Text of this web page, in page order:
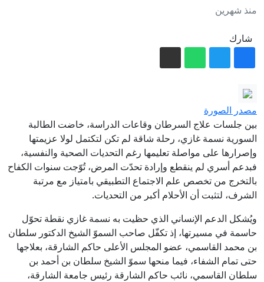
"بوتين قد يهاجم إحدى دول الناتو".. ما
تقديرات الاستخبارات الأمريكية لخطط
رئيس روسيا؟
كيف استطاع اليابانيون تغيير نظرة العالم
للمدن المزدحمة؟
بعد تنصيبه.. "النمر" يتعهد بتصفية نفوذ
العصابات في كولومبيا
المسيّرة المفخَّخة.. التداعيات تتواصل
بألمانيا وروسيا تنفي مسؤوليتها
فرنسا خارجها.. لبنان وإسرائيل يتفقان على
منذ شهرين
شارك
مصدر الصورة
بين جلسات علاج السرطان وقاعات الدراسة، خاضت الطالبة
السورية نسمة غازي، رحلة شاقة لم تكن لتكتمل لولا عزيمتها
وإصرارها على مواصلة تعليمها رغم التحديات الصحية والنفسية،
فبدعم أسري لم ينقطع وإرادة تحدّت المرض، تُوّجت سنوات الكفاح
بالتخرج من تخصص علم الاجتماع التطبيقي بامتياز مع مرتبة
الشرف، لتثبت أن الأحلام أكبر من التحديات.
ويُشكل الدعم الإنساني الذي حظيت به نسمة غازي نقطة تحوّل
حاسمة في مسيرتها، إذ تكفّل صاحب السموّ الشيخ الدكتور سلطان
بن محمد القاسمي، عضو المجلس الأعلى حاكم الشارقة، بعلاجها
حتى تمام الشفاء، فيما منحها سموّ الشيخ سلطان بن أحمد بن
سلطان القاسمي، نائب حاكم الشارقة رئيس جامعة الشارقة،